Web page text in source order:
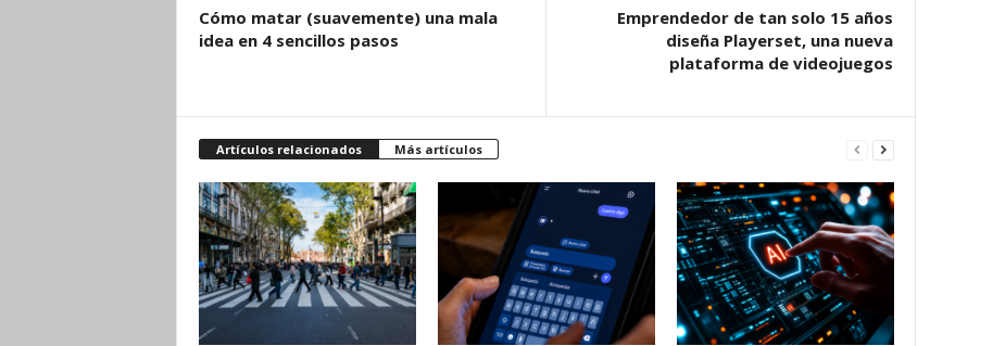
Cómo matar (suavemente) una mala
idea en 4 sencillos pasos
Emprendedor de tan solo 15 años
diseña Playerset, una nueva
plataforma de videojuegos
Artículos relacionados Más artículos